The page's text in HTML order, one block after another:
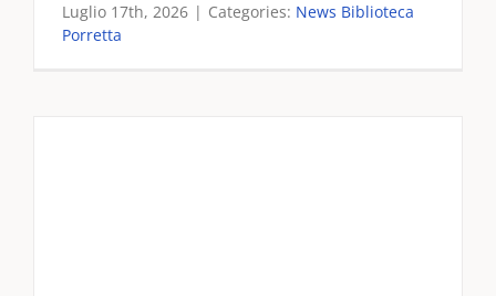
Luglio 17th, 2026 | Categories: News Biblioteca
Porretta